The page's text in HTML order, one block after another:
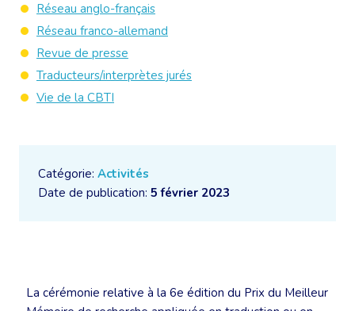
Catégorie: Activités
Date de publication: 5 février 2023
La cérémonie relative à la 6e édition du Prix du Meilleur
Réseau anglo-français
Réseau franco-allemand
Revue de presse
Traducteurs/interprètes jurés
Vie de la CBTI